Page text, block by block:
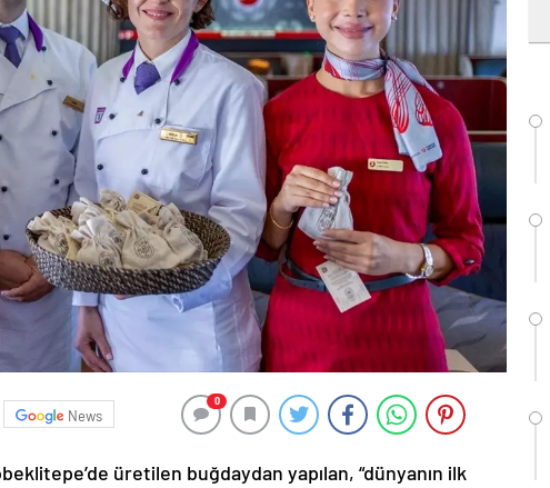
News
0
üretilen buğdaydan yapılan, “dünyanın ilk